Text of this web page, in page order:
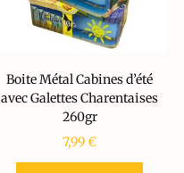
Boite Métal Cabines d’été
avec Galettes Charentaises
260gr
7,99€